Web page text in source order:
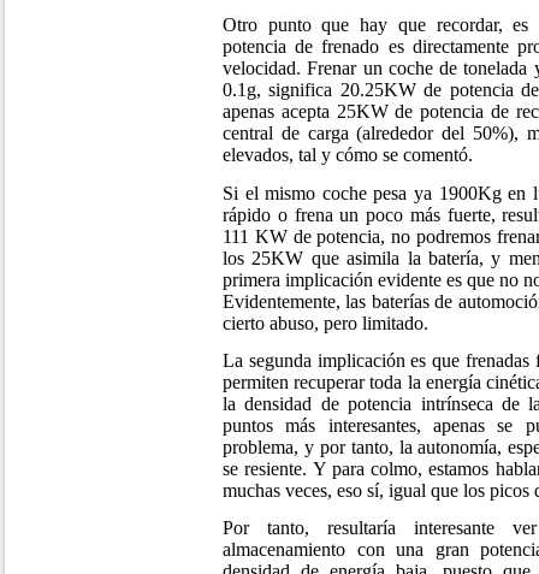
Otro punto que hay que recordar,
potencia de frenado es directamente
velocidad. Frenar un coche de tonelada
0.1g, significa 20.25KW de potencia
apenas acepta 25KW de potencia de
central de carga (alrededor del 50%),
elevados, tal y cómo se comentó.
Si el mismo coche pesa ya 1900Kg en
rápido o frena un poco más fuerte,
111 KW de potencia, no podremos
los 25KW que asimila la batería, y
primera implicación evidente es que no
Evidentemente, las baterías de
cierto abuso, pero limitado.
La segunda implicación es que
permiten recuperar toda la energía
la densidad de potencia intrínseca de
puntos más interesantes, apenas se
problema, y por tanto, la autonomía,
se resiente. Y para colmo, estamos
muchas veces, eso sí, igual que los picos
Por tanto, resultaría interesante
almacenamiento con una gran